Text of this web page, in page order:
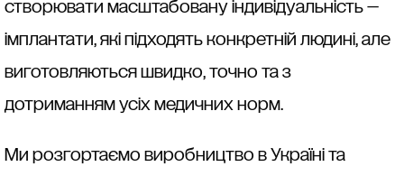
створювати масштабовану індивідуальність —
імплантати, які підходять конкретній людині, але
виготовляються швидко, точно та з
дотриманням усіх медичних норм.
Ми розгортаємо виробництво в Україні та